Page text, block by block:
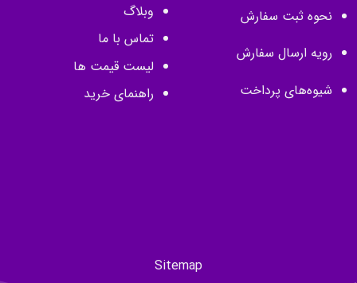
نحوه ثبت سفارش
رویه ارسال سفارش
شیوه‌های پرداخت
وبلاگ
تماس با ما
لیست قیمت ها
راهنمای خرید
Sitemap